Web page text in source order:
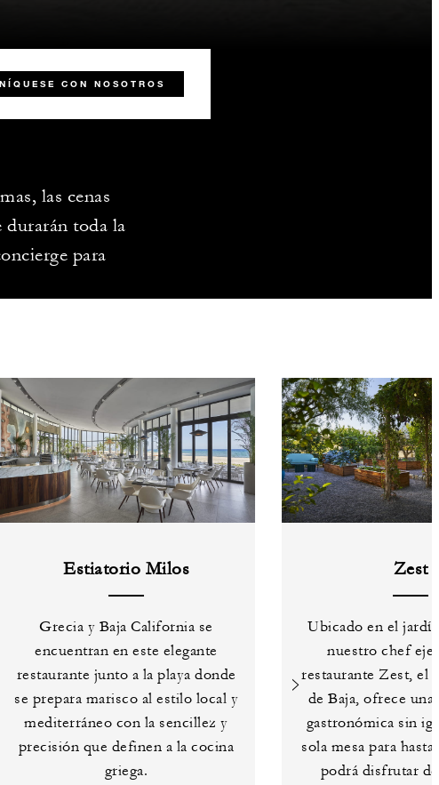
CON NOSOTROS
las cenas
durarán toda la
para
Estiatorio Milos
Grecia y Baja California se
encuentran en este elegante
restaurante junto a la playa donde
se prepara marisco al estilo local y
mediterráneo con la sencillez y
precisión que definen a la cocina
griega.
Zest
Ubicado en el
nuestro chef
restaurante Zest, el
de Baja, ofrece
gastronómica sin
sola mesa para
podrá disfrutar